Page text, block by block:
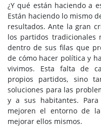
¿Y qué están haciendo a
Están haciendo lo mismo
resultados. Ante la gran
los partidos
dentro de sus filas que
de cómo hacer política y
vivimos. Esta falta de
propios partidos, sino
soluciones para las
y a sus habitantes.
mejoren el entorno de
mejorar ellos mismos.